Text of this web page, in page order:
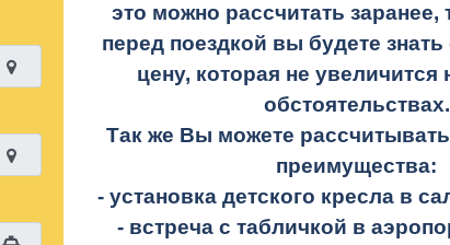
это можно рассчитать заранее,
перед поездкой вы будете
цену, которая не увеличится
обстоятельствах.
Так же Вы можете
преимущества:
- установка детского кресла в
- встреча с табличкой в